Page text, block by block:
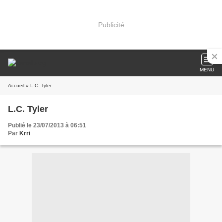
Publicité
MENU
Accueil » L.C. Tyler
L.C. Tyler
Publié le 23/07/2013 à 06:51
Par Krri